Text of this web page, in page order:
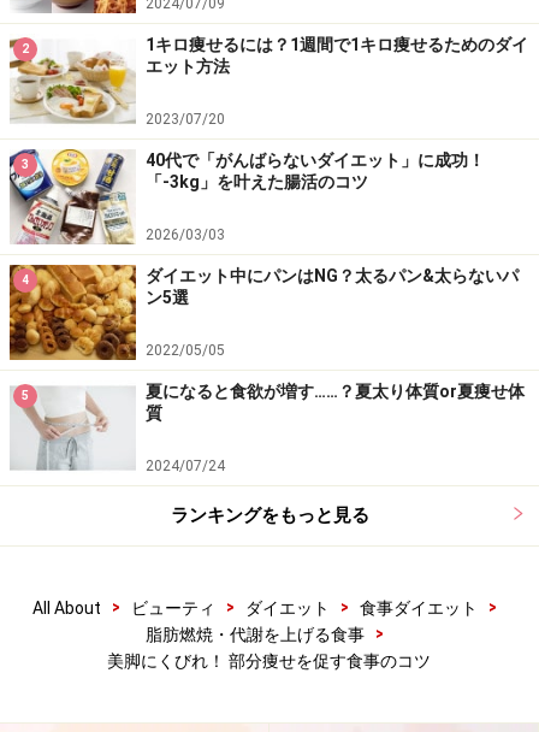
2024/07/09
2
1キロ痩せるには？1週間で1キロ痩せるためのダイ
エット方法
2023/07/20
3
40代で「がんばらないダイエット」に成功！
「-3kg」を叶えた腸活のコツ
2026/03/03
4
ダイエット中にパンはNG？太るパン&太らないパ
ン5選
2022/05/05
5
夏になると食欲が増す……？夏太り体質or夏痩せ体
質
2024/07/24
ランキングをもっと見る
All About > ビューティ > ダイエット > 食事ダイエット
>
脂肪燃焼・代謝を上げる食事
>
美脚にくびれ！ 部分痩せを促す食事のコツ